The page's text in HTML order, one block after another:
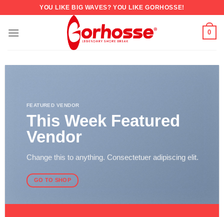
YOU LIKE BIG WAVES? YOU LIKE GORHOSSE!
0
FEATURED VENDOR
This Week Featured
Vendor
Change this to anything. Consectetuer adipiscing elit.
GO TO SHOP